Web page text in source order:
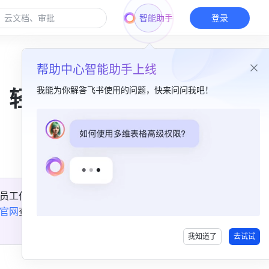
智能助手
帮助中心智能助手上线
我能为你解答飞书使用的问题，快来问问我吧！
我知道了 去试试
登录
工作
网查
本篇目录
图片左右翻页​